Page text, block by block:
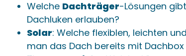
Welche Dachträger-Lösungen
Dachluken erlauben?
Solar: Welche flexiblen, leichten
man das Dach bereits mit Dachbox